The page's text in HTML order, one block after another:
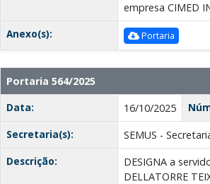
empresa CIMED
Anexo(s):
Portaria
Portaria 564/2025
Data:
16/10/2025
Secretaria(s):
SEMUS -
Descrição:
DESIGNA a
DELLATORRE